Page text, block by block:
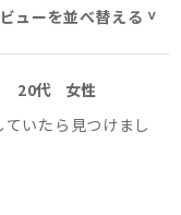
ューを並べ替える>
20代
女性
いたら見つけまし